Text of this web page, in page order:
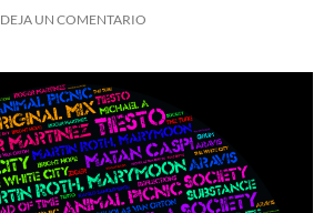
DEJA UN COMENTARIO